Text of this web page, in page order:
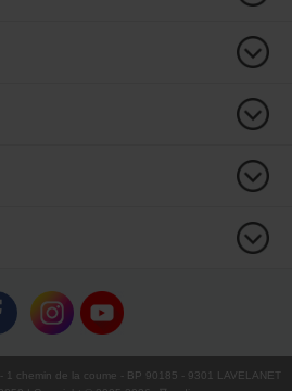
- 1 chemin de la coume - BP 90185 - 9301 LAVELANET